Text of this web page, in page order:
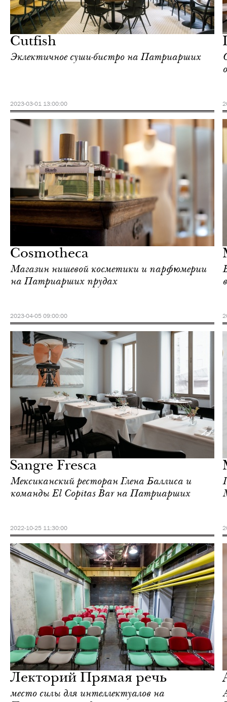
Cutfish
Эклектичное суши-бистро на Патриарших
2023-03-01 13:00:00
среда
Cosmotheca
Магазин нишевой косметики и парфюмерии
на Патриарших прудах
2023-04-05 09:00:00
Sangre Fresca
Мексиканский ресторан Глена Баллиса и
команды El Copitas Bar на Патриарших
2022-10-25 11:30:00
Лекторий Прямая речь
место силы для интеллектуалов на